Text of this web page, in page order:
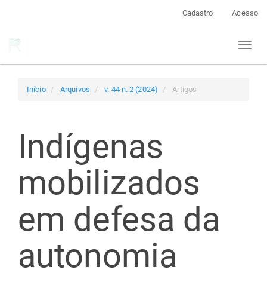
Cadastro Acesso
Toggle
Início Arquivos v. 44 n. 2 (2024) Artigos
Indígenas
mobilizados
em defesa da
autonomia